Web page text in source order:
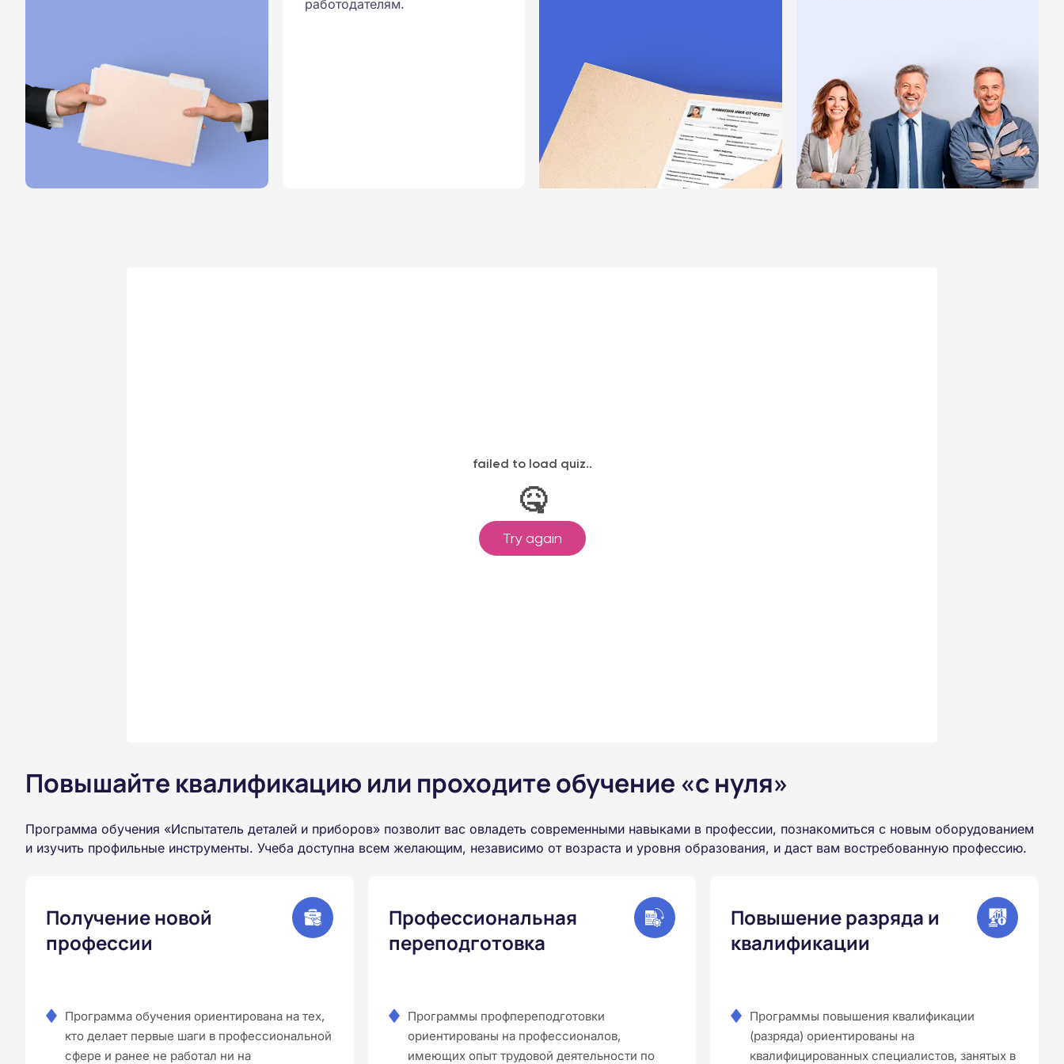
работодателям.
Повышайте квалификацию или проходите обучение «с нуля»
Программа обучения «Испытатель деталей и приборов» позволит вас овладеть современными навыками в профессии, познакомиться с новым оборудованием
и изучить профильные инструменты. Учеба доступна всем желающим, независимо от возраста и уровня образования, и даст вам востребованную профессию.
Получение новой
профессии
Программа обучения ориентирована на тех,
кто делает первые шаги в профессиональной
сфере и ранее не работал ни на
Профессиональная
переподготовка
Программы профпереподготовки
ориентированы на профессионалов,
имеющих опыт трудовой деятельности по
Повышение разряда и
квалификации
Программы повышения квалификации
(разряда) ориентированы на
квалифицированных специалистов, занятых в